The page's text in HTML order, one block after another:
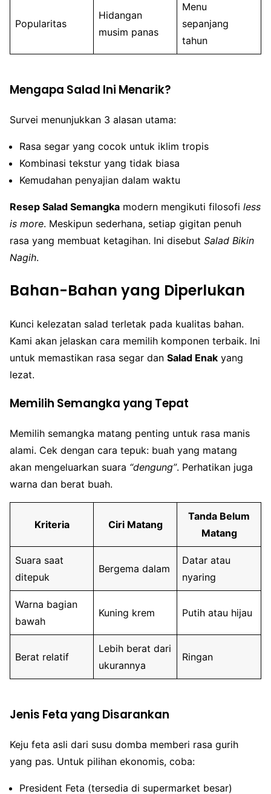
Popularitas
Hidangan
musim panas
Menu
sepanjang
tahun
Mengapa Salad Ini Menarik?
Survei menunjukkan 3 alasan utama:
Rasa segar yang cocok untuk iklim tropis
Kombinasi tekstur yang tidak biasa
Kemudahan penyajian dalam waktu
Resep Salad Semangka modern mengikuti filosofi less
is more. Meskipun sederhana, setiap gigitan penuh
rasa yang membuat ketagihan. Ini disebut Salad Bikin
Nagih.
Bahan-Bahan yang Diperlukan
Kunci kelezatan salad terletak pada kualitas bahan.
Kami akan jelaskan cara memilih komponen terbaik. Ini
untuk memastikan rasa segar dan Salad Enak yang
lezat.
Memilih Semangka yang Tepat
Memilih semangka matang penting untuk rasa manis
alami. Cek dengan cara tepuk: buah yang matang
akan mengeluarkan suara “dengung”. Perhatikan juga
warna dan berat buah.
Kriteria Ciri Matang
Tanda Belum
Matang
Suara saat
ditepuk
Bergema dalam
Datar atau
nyaring
Warna bagian
bawah
Kuning krem Putih atau hijau
Berat relatif
Lebih berat dari
ukurannya
Ringan
Jenis Feta yang Disarankan
Keju feta asli dari susu domba memberi rasa gurih
yang pas. Untuk pilihan ekonomis, coba:
President Feta (tersedia di supermarket besar)